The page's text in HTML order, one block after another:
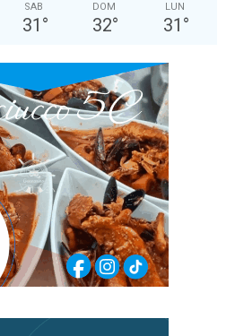
SAB
31 °
DOM
32°
LUN
31 °